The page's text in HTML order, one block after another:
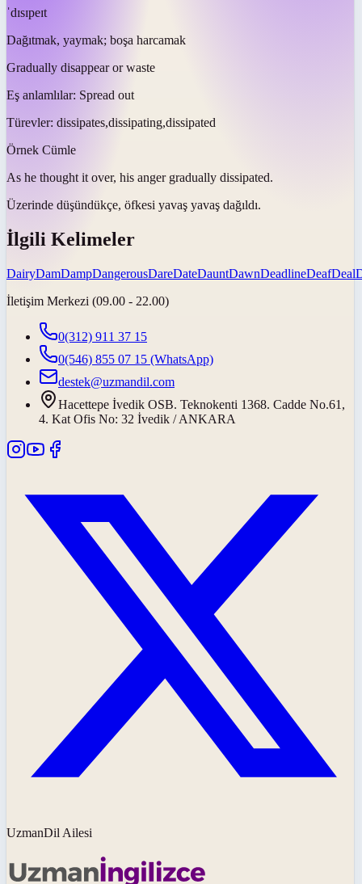
ˈdɪsɪpeɪt
Dağıtmak, yaymak; boşa harcamak
Gradually disappear or waste
Eş anlamlılar: Spread out
Türevler: dissipates,dissipating,dissipated
Örnek Cümle
As he thought it over, his anger gradually dissipated.
Üzerinde düşündükçe, öfkesi yavaş yavaş dağıldı.
İlgili Kelimeler
DairyDamDampDangerousDareDateDauntDawnDeadlineDeafDeal
İletişim Merkezi (09.00 - 22.00)
0(312) 911 37 15
0(546) 855 07 15 (WhatsApp)
destek@uzmandil.com
Hacettepe İvedik OSB. Teknokenti 1368. Cadde No.61,
4. Kat Ofis No: 32 İvedik / ANKARA
UzmanDil Ailesi